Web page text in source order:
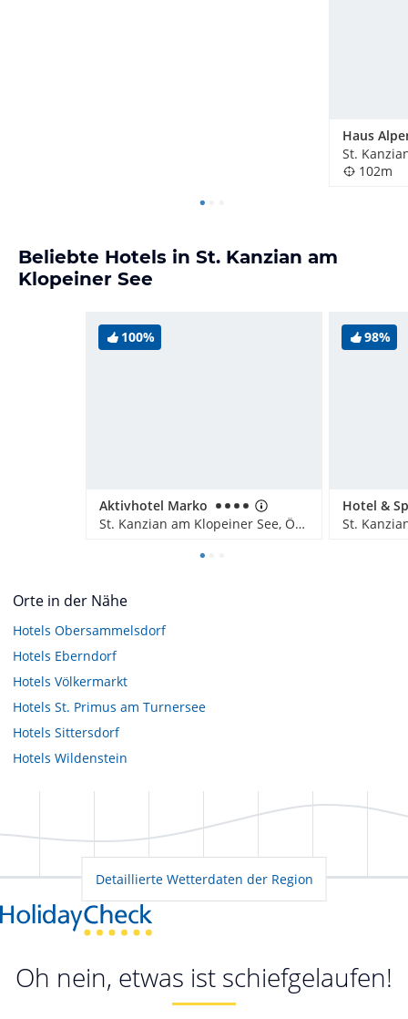
Haus
102m
Beliebte Hotels in St. Kanzian am
Klopeiner See
100%
Aktivhotel Marko
St. Kanzian am Klopeiner See, Österreich
98%
Orte in der Nähe
Hotels Obersammelsdorf
Hotels Eberndorf
Hotels Völkermarkt
Hotels St. Primus am Turnersee
Hotels Sittersdorf
Hotels Wildenstein
Detaillierte Wetterdaten der Region
Oh nein, etwas ist schiefgelaufen!